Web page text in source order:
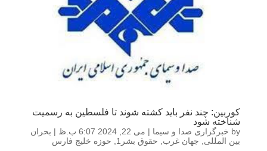
کوربین: چند نفر باید کشته شوند تا فلسطین به رسمیت
شناخته شود
by خبرگزاری صدا و سیما | می 22, 2024 6:07 ب.ظ | بحران
بین المللی
جهان غرب حقوق بشر1 حوزه خلیج فارس